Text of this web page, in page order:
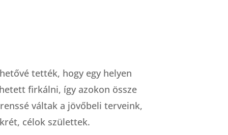
tették, hogy egy helyen
firkálni, így azokon össze
váltak a jövőbeli terveink,
célok születtek.